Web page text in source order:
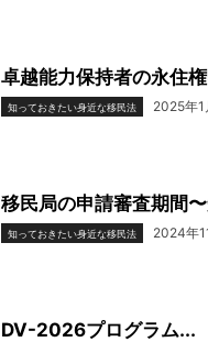
卓越能力保持者の永住
知っておきたい身近な移民法 2025年1
移民局の申請審査期間
知っておきたい身近な移民法 2024年
DV-2026プログラム...